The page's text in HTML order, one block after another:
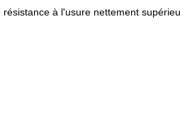
à l'usure nettement